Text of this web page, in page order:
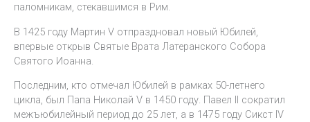
паломникам, стекавшимся в Рим.
В 1425 году Мартин V отпраздновал новый Юбилей,
впервые открыв Святые Врата Латеранского Собора
Святого Иоанна.
Последним, кто отмечал Юбилей в рамках 50-летнего
цикла, был Папа Николай V в 1450 году. Павел II сократил
межъюбилейный период до 25 лет, а в 1475 году Сикст IV